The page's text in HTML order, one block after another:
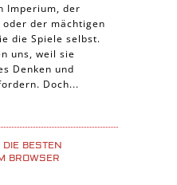
Imperium, der
der mächtigen
die Spiele selbst.
uns, weil sie
Denken und
Doch...
BESTEN
BROWSER